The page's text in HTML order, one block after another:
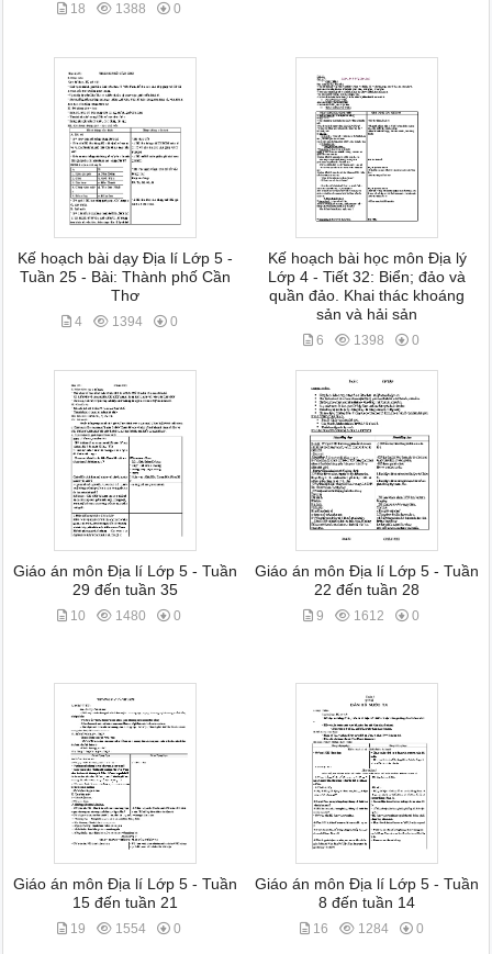
18 1388 0
Kế hoạch bài dạy Địa lí Lớp 5 -
Tuần 25 - Bài: Thành phố Cần
Thơ
4 1394 0
Kế hoạch bài học môn Địa lý
Lớp 4 - Tiết 32: Biển; đảo và
quần đảo. Khai thác khoáng
sản và hải sản
6 1398 0
Giáo án môn Địa lí Lớp 5 - Tuần
29 đến tuần 35
10 1480 0
Giáo án môn Địa lí Lớp 5 - Tuần
22 đến tuần 28
9 1612 0
Giáo án môn Địa lí Lớp 5 - Tuần
15 đến tuần 21
19 1554 0
Giáo án môn Địa lí Lớp 5 - Tuần
8 đến tuần 14
16 1284 0